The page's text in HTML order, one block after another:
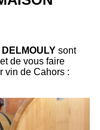
sont
de vous faire
vin de Cahors :